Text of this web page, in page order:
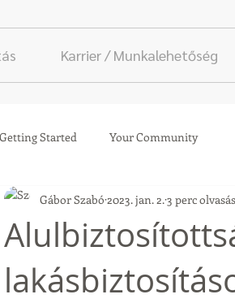
Karrier / Munkalehetőség
Getting Started Your Community
Gábor Szabó 2023. jan. 2.3 perc olvasás